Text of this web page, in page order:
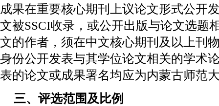
成果在重要核心期刊上议论文形式公开
文被SSCI收录，或公开出版与论文选题
文的作者，须在中文核心期刊及以上刊
身份公开发表与其学位论文相关的学术
表的论文或成果署名均应为内蒙古师范
三、评选范围及比例